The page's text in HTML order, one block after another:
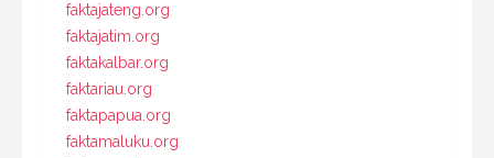
faktajateng.org
faktajatim.org
faktakalbar.org
faktariau.org
faktapapua.org
faktamaluku.org